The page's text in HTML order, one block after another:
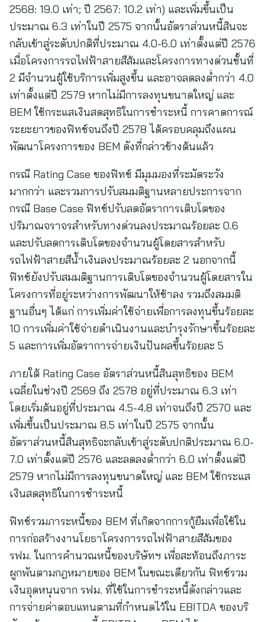
2568: 19.0 เท่า; ปี 2567: 10.2 เท่า) และเพิ่มขึ้นเป็น
ประมาณ 6.3 เท่าในปี 2575 จากนั้นอัตราส่วนหนี้สินจะ
กลับเข้าสู่ระดับปกติที่ประมาณ 4.0-6.0 เท่าตั้งแต่ปี 2576
เมื่อโครงการรถไฟฟ้าสายสีส้มและโครงการทางด่วนชั้นที่
2 มีจำนวนผู้ใช้บริการเพิ่มสูงขึ้น และอาจลดลงต่ำกว่า 4.0
เท่าตั้งแต่ปี 2579 หากไม่มีการลงทุนขนาดใหญ่ และ
BEM ใช้กระแสเงินสดสุทธิในการชำระหนี้ การคาดการณ์
ระยะยาวของฟิทช์จนถึงปี 2578 ได้ครอบคลุมถึงแผน
พัฒนาโครงการของ BEM ดังที่กล่าวข้างต้นแล้ว
กรณี Rating Case ของฟิทช์ มีมุมมองที่ระมัดระวัง
มากกว่า และรวมการปรับสมมติฐานหลายประการจาก
กรณี Base Case ฟิทช์ปรับลดอัตราการเติบโตของ
ปริมาณจราจรสำหรับทางด่วนลงประมาณร้อยละ 0.6
และปรับลดการเติบโตของจำนวนผู้โดยสารสำหรับ
รถไฟฟ้าสายสีน้ำเงินลงประมาณร้อยละ 2 นอกจากนี้
ฟิทช์ยังปรับสมมติฐานการเติบโตของจำนวนผู้โดยสารใน
โครงการที่อยู่ระหว่างการพัฒนาให้ช้าลง รวมถึงสมมติ
ฐานอื่นๆ ได้แก่ การเพิ่มค่าใช้จ่ายเพื่อการลงทุนขึ้นร้อยละ
10 การเพิ่มค่าใช้จ่ายดำเนินงานและบำรุงรักษาขึ้นร้อยละ
5 และการเพิ่มอัตราการจ่ายเงินปันผลขึ้นร้อยละ 5
ภายใต้ Rating Case อัตราส่วนหนี้สินสุทธิของ BEM
เฉลี่ยในช่วงปี 2569 ถึง 2578 อยู่ที่ประมาณ 6.3 เท่า
โดยเริ่มต้นอยู่ที่ประมาณ 4.5-4.8 เท่าจนถึงปี 2570 และ
เพิ่มขึ้นเป็นประมาณ 8.5 เท่าในปี 2575 จากนั้น
อัตราส่วนหนี้สินสุทธิจะกลับเข้าสู่ระดับปกติประมาณ 6.0-
7.0 เท่าตั้งแต่ปี 2576 และลดลงต่ำกว่า 6.0 เท่าตั้งแต่ปี
2579 หากไม่มีการลงทุนขนาดใหญ่ และ BEM ใช้กระแส
เงินสดสุทธิในการชำระหนี้
ฟิทช์รวมภาระหนี้ของ BEM ที่เกิดจากการกู้ยืมเพื่อใช้ใน
การก่อสร้างงานโยธาโครงการรถไฟฟ้าสายสีส้มของ
รฟม. ในการคำนวณหนี้ของบริษัทฯ เพื่อสะท้อนถึงภาระ
ผูกพันตามกฎหมายของ BEM ในขณะเดียวกัน ฟิทช์รวม
เงินอุดหนุนจาก รฟม. ที่ใช้ในการชำระหนี้ดังกล่าวและ
การจ่ายค่าตอบแทนตามที่กำหนดไว้ใน EBITDA ของบริ